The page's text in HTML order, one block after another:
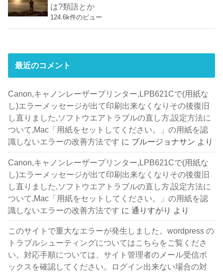
は?類語とか
124.6k件のビュー
最近のコメント
Canon,キャノンレーザープリンター,LPB621Cで(用紙な
し)エラーメッセージが出て印刷出来なくなりその後復旧
し直りました,ソフトウエアトラブルの直し方,設定方法に
ついて,Mac「用紙をセットしてください。」の用紙を認
識しないエラーの改善方法です に ブルージョナサン より
Canon,キャノンレーザープリンター,LPB621Cで(用紙な
し)エラーメッセージが出て印刷出来なくなりその後復旧
し直りました,ソフトウエアトラブルの直し方,設定方法に
ついて,Mac「用紙をセットしてください。」の用紙を認
識しないエラーの改善方法です に通りすがり より
このサイトで重大なエラーが発生しました。wordpress の
トラブルシューティングについてはこちらをご覧くださ
い。対応手順については、サイト管理者のメール受信ボ
ックスを確認してください。ログイン出来ない場合の対